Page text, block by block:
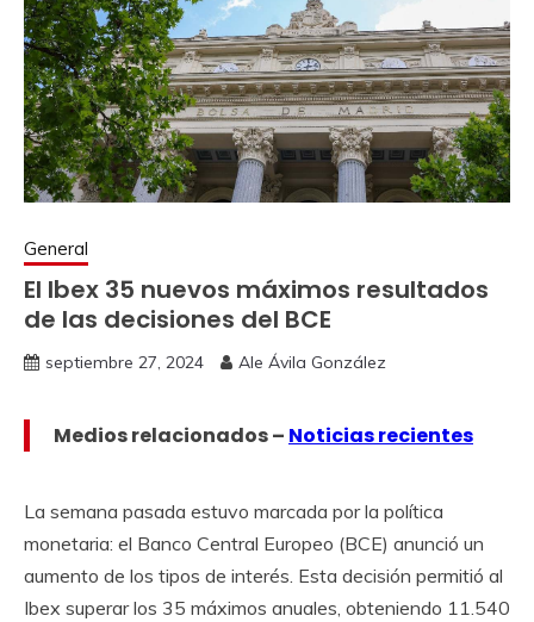
General
El Ibex 35 nuevos máximos resultados
de las decisiones del BCE
septiembre 27, 2024 Ale Ávila González
Medios relacionados – Noticias recientes
La semana pasada estuvo marcada por la política
monetaria: el Banco Central Europeo (BCE) anunció un
aumento de los tipos de interés. Esta decisión permitió al
Ibex superar los 35 máximos anuales, obteniendo 11.540